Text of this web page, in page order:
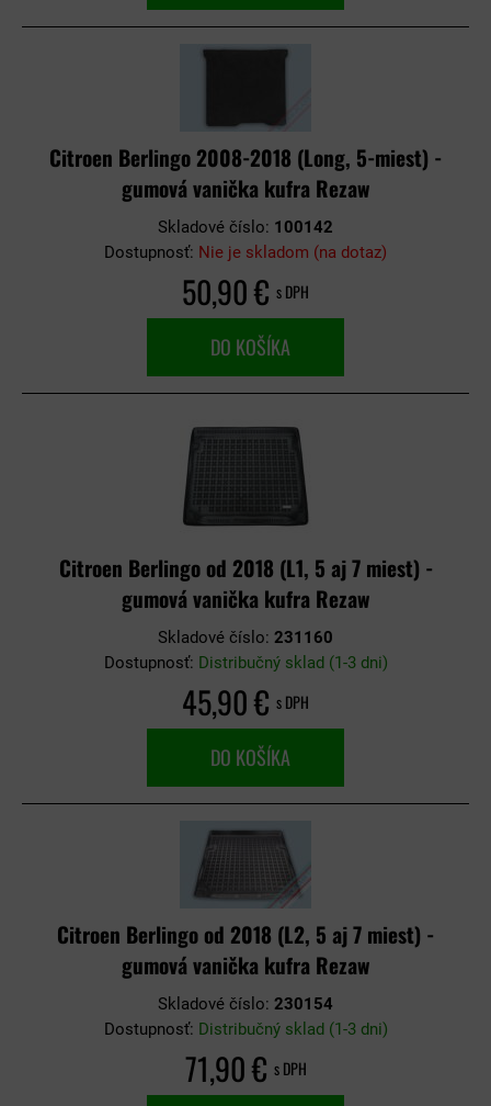
Citroen Berlingo 2008-2018 (Long, 5-miest) -
gumová vanička kufra Rezaw
Skladové číslo: 100142
Dostupnosť: Nie je skladom (na dotaz)
50,90 € s DPH
DO KOŠÍKA
Citroen Berlingo od 2018 (L1, 5 aj 7 miest) -
gumová vanička kufra Rezaw
Skladové číslo: 231160
Dostupnosť: Distribučný sklad (1-3 dni)
45,90 € s DPH
DO KOŠÍKA
Citroen Berlingo od 2018 (L2, 5 aj 7 miest) -
gumová vanička kufra Rezaw
Skladové číslo: 230154
Dostupnosť: Distribučný sklad (1-3 dni)
71,90 € s DPH